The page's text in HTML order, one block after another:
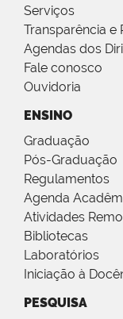
Serviços
Transparência e
Agendas dos
Fale conosco
Ouvidoria
ENSINO
Graduação
Pós-Graduação
Regulamentos
Agenda
Atividades
Bibliotecas
Laboratórios
Iniciação à
PESQUISA